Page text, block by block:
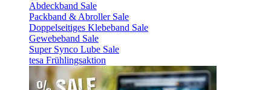
Abdeckband Sale
Packband & Abroller Sale
Doppelseitiges Klebeband Sale
Gewebeband Sale
Super Synco Lube Sale
tesa Frühlingsaktion